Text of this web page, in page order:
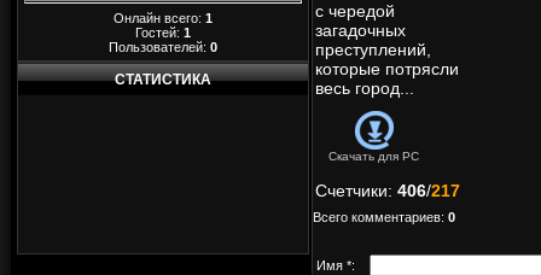
Онлайн всего: 1
Гостей: 1
Пользователей: 0
СТАТИСТИКА
с чередой
загадочных
преступлений,
которые потрясли
весь город...
Скачать для PC
Счетчики: 406/217
Всего комментариев: 0
Имя *: